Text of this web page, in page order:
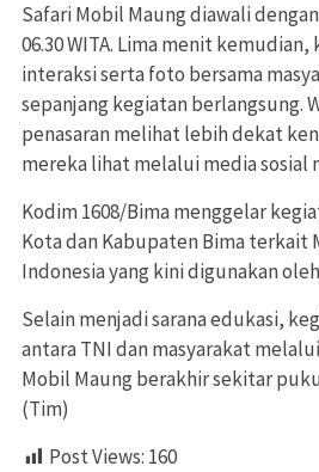
Safari Mobil Maung diawali
06.30 WITA. Lima menit
interaksi serta foto bersama
sepanjang kegiatan berlangsung.
penasaran melihat lebih dekat
mereka lihat melalui media sosial
Kodim 1608/Bima menggelar
Kota dan Kabupaten Bima terkait
Indonesia yang kini digunakan
Selain menjadi sarana edukasi,
antara TNI dan masyarakat
Mobil Maung berakhir sekitar
(Tim)
Post Views: 160